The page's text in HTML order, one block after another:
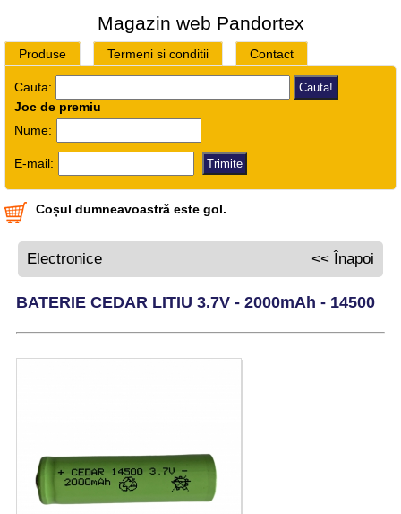
Magazin web Pandortex
Produse Termeni si conditii Contact
Cauta:
Joc de premiu
Nume:
E-mail:
Coșul dumneavoastră este gol.
Electronice << Înapoi
BATERIE CEDAR LITIU 3.7V - 2000mAh - 14500